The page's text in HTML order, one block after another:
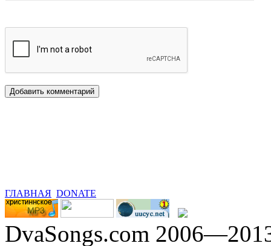
ГЛАВНАЯ DONATE
DvaSongs.com